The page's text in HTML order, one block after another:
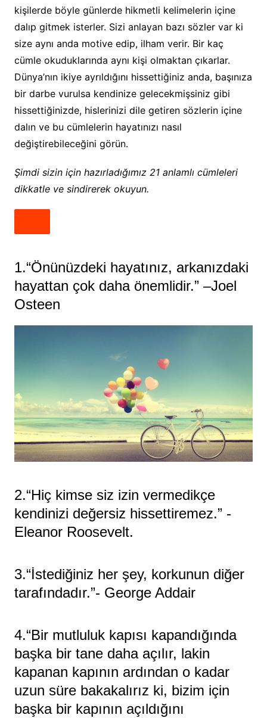
kişilerde böyle günlerde hikmetli kelimelerin içine
dalıp gitmek isterler. Sizi anlayan bazı sözler var ki
size aynı anda motive edip, ilham verir. Bir kaç
cümle okuduklarında aynı kişi olmaktan çıkarlar.
Dünya’nın ikiye ayrıldığını hissettiğiniz anda, başınıza
bir darbe vurulsa kendinize gelecekmişsiniz gibi
hissettiğinizde, hislerinizi dile getiren sözlerin içine
dalın ve bu cümlelerin hayatınızı nasıl
değiştirebileceğini görün.
Şimdi sizin için hazırladığımız 21 anlamlı cümleleri
dikkatle ve sindirerek okuyun.
1.“Önünüzdeki hayatınız, arkanızdaki
hayattan çok daha önemlidir.” –Joel
Osteen
2.“Hiç kimse siz izin vermedikçe
kendinizi değersiz hissettiremez.” -
Eleanor Roosevelt.
3.“İstediğiniz her şey, korkunun diğer
tarafındadır.”- George Addair
4.“Bir mutluluk kapısı kapandığında
başka bir tane daha açılır, lakin
kapanan kapının ardından o kadar
uzun süre bakakalırız ki, bizim için
başka bir kapının açıldığını